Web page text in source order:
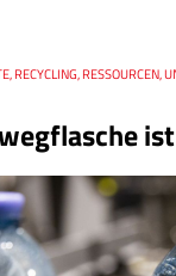
RECYCLING, RESSOURCEN,